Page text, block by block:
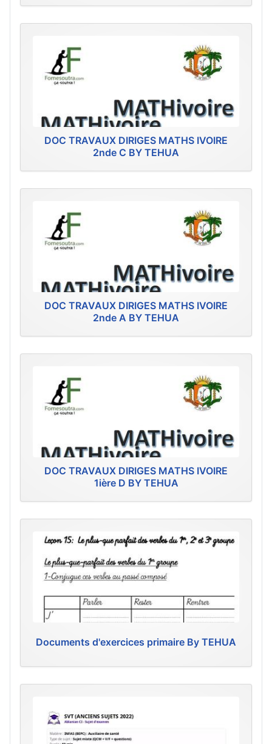
DOC TRAVAUX DIRIGES MATHS IVOIRE
2nde C BY TEHUA
DOC TRAVAUX DIRIGES MATHS IVOIRE
2nde A BY TEHUA
DOC TRAVAUX DIRIGES MATHS IVOIRE
1ière D BY TEHUA
Documents d'exercices primaire By TEHUA